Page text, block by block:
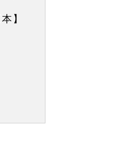
】